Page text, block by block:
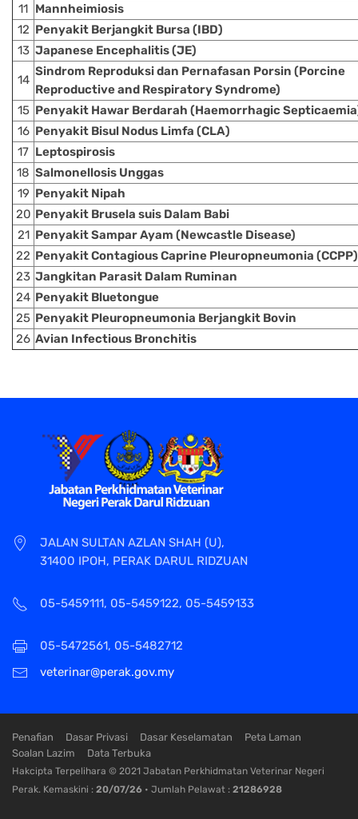
11 Mannheimiosis
12 Penyakit Berjangkit Bursa (IBD)
13 Japanese Encephalitis (JE)
14
Sindrom Reproduksi dan Pernafasan Porsin (Porcine
Reproductive and Respiratory Syndrome)
15 Penyakit Hawar Berdarah (Haemorrhagic
16 Penyakit Bisul Nodus Limfa (CLA)
17 Leptospirosis
18 Salmonellosis Unggas
19 Penyakit Nipah
20 Penyakit Brusela suis Dalam Babi
21 Penyakit Sampar Ayam (Newcastle Disease)
22 Penyakit Contagious Caprine Pleuropneumonia (CCPP)
23 Jangkitan Parasit Dalam Ruminan
24 Penyakit Bluetongue
25 Penyakit Pleuropneumonia Berjangkit Bovin
26 Avian Infectious Bronchitis
JALAN SULTAN AZLAN SHAH (U),
31400 IPOH, PERAK DARUL RIDZUAN
05-5459111, 05-5459122, 05-5459133
05-5472561, 05-5482712
veterinar@perak.gov.my
Penafian Dasar Privasi Dasar Keselamatan
Peta Laman
Soalan Lazim
Data Terbuka
Hakcipta Terpelihara © 2021 Jabatan Perkhidmatan Veterinar Negeri
Perak. Kemaskini : 20/07/26 • Jumlah Pelawat : 21286928